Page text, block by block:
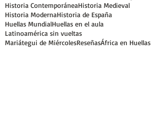
Historia ContemporáneaHistoria Medieval
Historia ModernaHistoria de España
Huellas MundialHuellas en el aula
Latinoamérica sin vueltas
Mariátegui de MiércolesReseñasÁfrica en Huellas